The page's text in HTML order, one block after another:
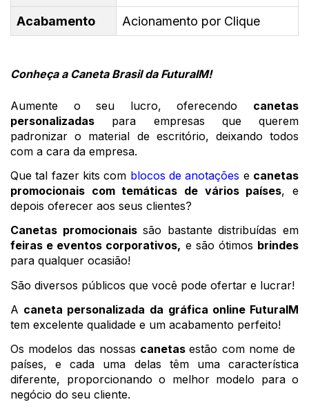
Acabamento
Acionamento por Clique
Conheça a Caneta Brasil da FuturaIM!
Aumente o seu lucro, oferecendo canetas
personalizadas para empresas que querem
padronizar o material de escritório, deixando todos
com a cara da empresa.
Que tal fazer kits com blocos de anotações e canetas
promocionais com temáticas de vários países, e
depois oferecer aos seus clientes?
Canetas promocionais
feiras e eventos corporativos, e são ótimos brindes
para qualquer ocasião!
São diversos públicos que você pode ofertar e lucrar!
A caneta personalizada da gráfica online FuturaIM
tem excelente qualidade e um acabamento perfeito!
Os modelos das nossas canetas estão com nome de
países, e cada uma delas têm uma característica
diferente, proporcionando o melhor modelo para o
negócio do seu cliente.